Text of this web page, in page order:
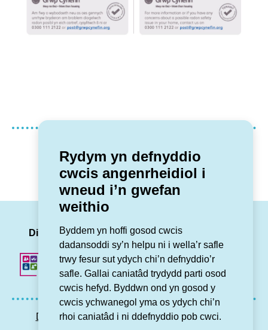
Rydym yn defnyddio
cwcis angenrheidiol i
wneud i’n gwefan
weithio
Byddem yn hoffi gosod cwcis
dadansoddi sy’n helpu ni i wella’r safle
trwy fesur sut ydych chi’n defnyddio’r
safle. Gallai caniatâd trydydd parti osod
cwcis hefyd. Byddwn ond yn gosod y
cwcis ychwanegol yma os ydych chi’n
rhoi caniatâd i ni ddefnyddio pob cwci.
Oedd Nagoedd
Dilynwch ni LinkedIn
Facebook
Twitter
Datganiad hygyrchedd
Preifatrwydd GDPR